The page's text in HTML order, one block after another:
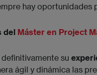
hay oportunidades
del Máster en Project
su
ágil y dinámica las